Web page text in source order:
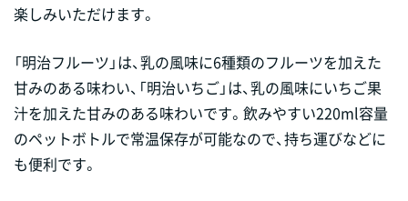
楽しみいただけます。
「明治フルーツ」は、乳の風味に6種類のフルーツを加えた
甘みのある味わい、「明治いちご」は、乳の風味にいちご果
汁を加えた甘みのある味わいです。飲みやすい220ml容量
のペットボトルで常温保存が可能なので、持ち運びなどに
も便利です。